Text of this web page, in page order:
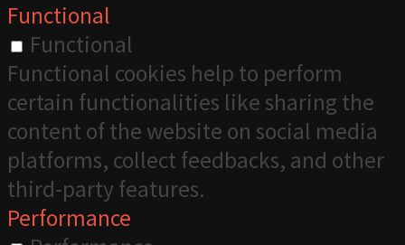
Functional
Functional
Functional cookies help to perform
certain functionalities like sharing the
content of the website on social media
platforms, collect feedbacks, and other
third-party features.
Performance